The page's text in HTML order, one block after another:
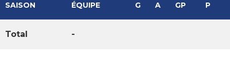
SAISON ÉQUIPE G A GP P
Total -